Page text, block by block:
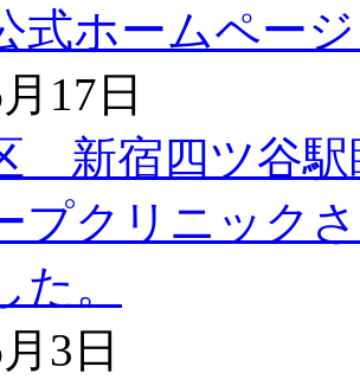
式ホームペー
17日
新宿四ツ谷駅
プクリニック
た。
3日